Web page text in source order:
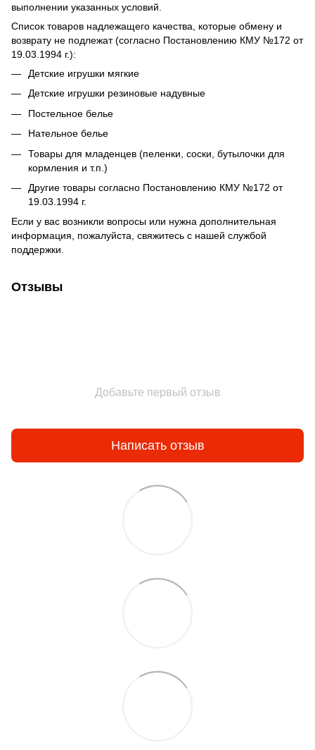
выполнении указанных условий.
Список товаров надлежащего качества, которые обмену и
возврату не подлежат (согласно Постановлению КМУ №172 от
19.03.1994 г.):
Детские игрушки мягкие
Детские игрушки резиновые надувные
Постельное белье
Нательное белье
Товары для младенцев (пеленки, соски, бутылочки для
кормления и т.п.)
Другие товары согласно Постановлению КМУ №172 от
19.03.1994 г.
Если у вас возникли вопросы или нужна дополнительная
информация, пожалуйста, свяжитесь с нашей службой
поддержки.
Отзывы
Добавьте первый отзыв
Написать отзыв